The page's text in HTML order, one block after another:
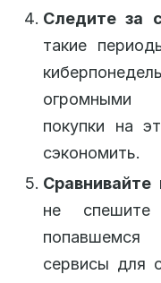
Следите за
такие
огромными
покупки на
сэкономить.
не
сервисы для